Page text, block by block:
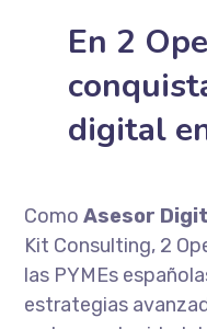
En 2
digital
ComoAsesor
Kit Consulting, 2
las PYMEs
estrategias